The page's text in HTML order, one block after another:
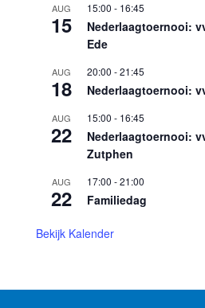
AUG
15
15:00 - 16:45
Nederlaagtoernooi:
Ede
AUG
18
20:00 -21:45
Nederlaagtoernooi:
AUG
22
15:00 - 16:45
Nederlaagtoernooi:
Zutphen
AUG
22
17:00 -21:00
Familiedag
Bekijk Kalender